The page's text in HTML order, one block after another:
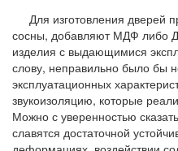
Для изготовления дверей
сосны, добавляют МДФ либо
изделия с выдающимися
слову, неправильно было бы
эксплуатационных
звукоизоляцию, которые
Можно с уверенностью
славятся достаточной